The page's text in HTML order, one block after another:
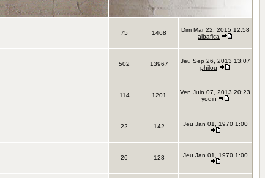
75 1468
Dim Mar 22, 2015 12:58
albafica
502 13967
Jeu Sep 26, 2013 13:07
philou
114 1201
Ven Juin 07, 2013 20:23
yodin
22 142 Jeu Jan 01, 1970 1:00
26 128 Jeu Jan 01, 1970 1:00